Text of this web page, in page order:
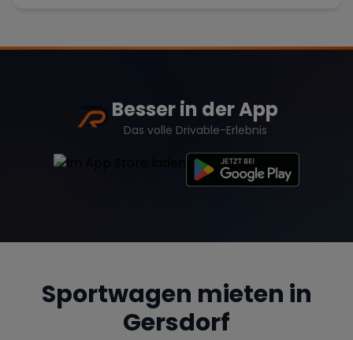
Besser in der App
Das volle Drivable-Erlebnis
Sportwagen mieten in
Gersdorf